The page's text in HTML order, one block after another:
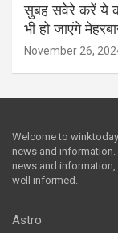
सुबह सवेरे करें ये
भी हो जाएंगे
November 26,
Welcome to
news and information.
news and
well informed.
Astro